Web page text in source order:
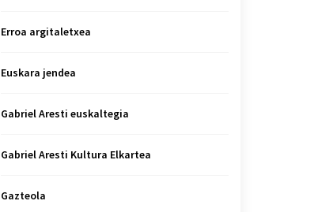
Erroa argitaletxea
Euskara jendea
Gabriel Aresti euskaltegia
Gabriel Aresti Kultura Elkartea
Gazteola